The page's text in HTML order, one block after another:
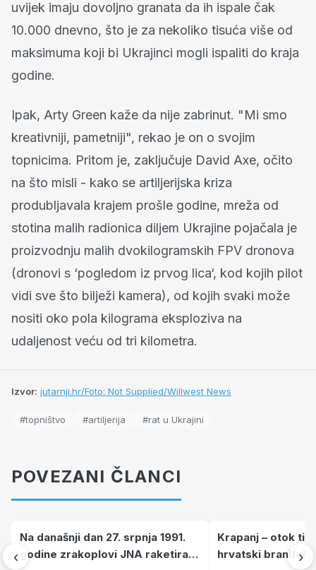
uvijek imaju dovoljno granata da ih ispale čak
10.000 dnevno, što je za nekoliko tisuća više od
maksimuma koji bi Ukrajinci mogli ispaliti do kraja
godine.
Ipak, Arty Green kaže da nije zabrinut. "Mi smo
kreativniji, pametniji", rekao je on o svojim
topnicima. Pritom je, zaključuje David Axe, očito
na što misli - kako se artiljerijska kriza
produbljavala krajem prošle godine, mreža od
stotina malih radionica diljem Ukrajine pojačala je
proizvodnju malih dvokilogramskih FPV dronova
(dronovi s ‘pogledom iz prvog lica‘, kod kojih pilot
vidi sve što bilježi kamera), od kojih svaki može
nositi oko pola kilograma eksploziva na
udaljenost veću od tri kilometra.
Izvor: jutarnji.hr/Foto: Not Supplied/Willwest News
#topništvo #artiljerija #rat u Ukrajini
POVEZANI ČLANCI
‹
Na današnji dan 27. srpnja 1991.
godine zrakoplovi JNA raketirali
Krapanj – otok
hrvatski branitelji
›